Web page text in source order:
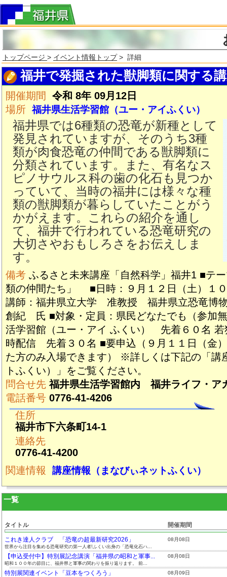
トップページ > イベント情報トップ> 詳細
福井で発掘された獣脚類に関する
開催期間
令和 8年 09月12日
場所 福井県生活学習館（ユー・アイふくい）
福井県では6種類の恐竜が新種として
発見されていますが、そのうち3種
類が肉食恐竜の仲間である獣脚類に
分類されています。また、有名なス
ピノサウルス科の歯の化石も見つか
っていて、当時の福井には様々な種
類の獣脚類が暮らしていたことがう
かがえます。これらの紹介を通し
て、福井で行われている恐竜研究の
大切さやおもしろさをお伝えしま
す。
備考 ふるさと未来講座「自然科学」福井1 ■テ
類の仲間たち」 ■日時：９月１２日（土）１
講師：福井県立大学 准教授 福井県立恐竜
創紀 氏 ■対象・定員：県民どなたでも（参加
活学習館（ユー・アイ ふくい） 先着６０名 若
時配信 先着３０名 ■要申込（９月１１日（金
た方のみ入場できます） ※詳しくは下記の「講
トふくい）」をご覧ください。
問合せ先福井県生活学習館内 福井ライフ・ア
電話番号 0776-41-4206
住所
福井市下六条町14-1
連絡先
0776-41-4200
関連情報 講座情報（まなびぃネットふくい）
一覧
タイトル 開催期間
これき達人クラブ 「恐竜の超最新研究2026」 08月08日
世界から注目を集める恐竜研究の第一人者!ふくい出身の「恐竜化石ハ...
【申込受付中】特別展記念講演「福井県の昭和と軍事... 08月08日
昭和１００年の節目に、福井県と軍事の関わりを振り返ります。 前...
特別展関連イベント「豆本をつくろう」 08月09日